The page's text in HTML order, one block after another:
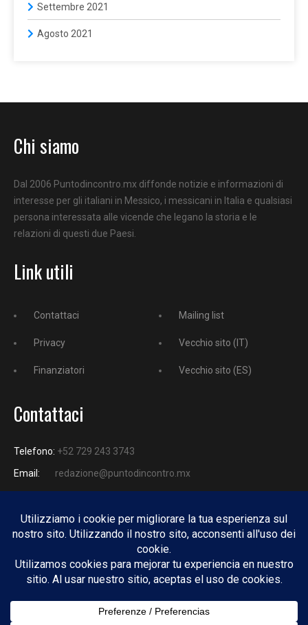
Settembre 2021
Agosto 2021
Chi siamo
Dal 2006 Puntodincontro.mx diffonde notizie e informazioni di
interesse per gli italiani in Messico, i messicani in Italia e qualsiasi
persona interessata alle vicende che legano la storia e le
relazioni di questi due Paesi.
Link utili
Contattaci
Privacy
Finanziatori
Mailing list
Vecchio sito (IT)
Vecchio sito (ES)
Contattaci
Telefono: +52 729 243 3743
Email:
redazione@puntodincontro.mx
PUNTODINCONTRO